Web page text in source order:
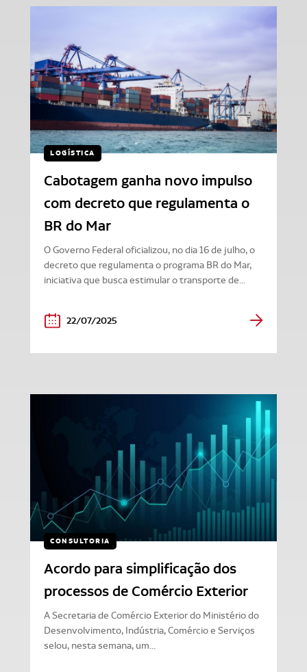
LOGÍSTICA
Cabotagem ganha novo impulso
com decreto que regulamenta o
BR do Mar
O Governo Federal oficializou, no dia 16 de julho, o
decreto que regulamenta o programa BR do Mar,
iniciativa que busca estimular o transporte de...
22/07/2025
CONSULTORIA
Acordo para simplificação dos
processos de Comércio Exterior
A Secretaria de Comércio Exterior do Ministério do
Desenvolvimento, Indústria, Comércio e Serviços
selou, nesta semana, um...